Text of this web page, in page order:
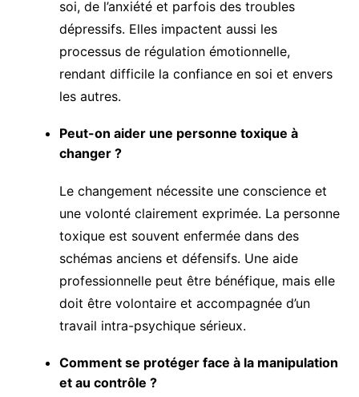
soi, de l’anxiété et parfois des troubles
dépressifs. Elles impactent aussi les
processus de régulation émotionnelle,
rendant difficile la confiance en soi et envers
les autres.
Peut-on aider une personne toxique à
changer ?
Le changement nécessite une conscience et
une volonté clairement exprimée. La personne
toxique est souvent enfermée dans des
schémas anciens et défensifs. Une aide
professionnelle peut être bénéfique, mais elle
doit être volontaire et accompagnée d’un
travail intra-psychique sérieux.
Comment se protéger face à la manipulation
et au contrôle ?